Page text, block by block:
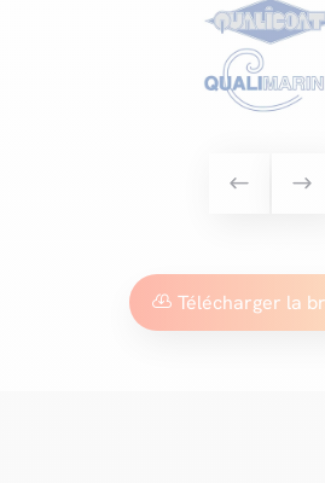
Télécharger la